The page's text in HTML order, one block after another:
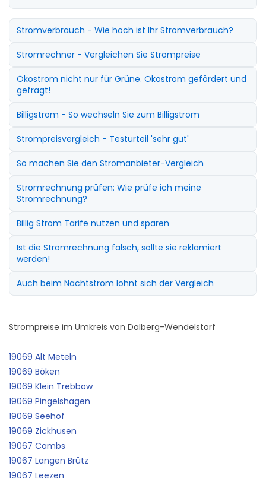
Stromverbrauch - Wie hoch ist Ihr Stromverbrauch?
Stromrechner - Vergleichen Sie Strompreise
Ökostrom nicht nur für Grüne. Ökostrom gefördert und
gefragt!
Billigstrom - So wechseln Sie zum Billigstrom
Strompreisvergleich - Testurteil 'sehr gut'
So machen Sie den Stromanbieter-Vergleich
Stromrechnung prüfen: Wie prüfe ich meine
Stromrechnung?
Billig Strom Tarife nutzen und sparen
Ist die Stromrechnung falsch, sollte sie reklamiert
werden!
Auch beim Nachtstrom lohnt sich der Vergleich
Strompreise im Umkreis von Dalberg-Wendelstorf
19069 Alt Meteln
19069 Böken
19069 Klein Trebbow
19069 Pingelshagen
19069 Seehof
19069 Zickhusen
19067 Cambs
19067 Langen Brütz
19067 Leezen